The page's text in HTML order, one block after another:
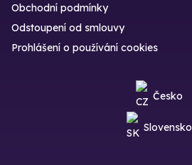
Obchodní podmínky
Odstoupení od smlouvy
Prohlášení o používání cookies
Česko
Slovensko